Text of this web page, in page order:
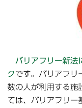
バリアフリー新法
クです。バリアフリ
数の人が利用する施
ては、バリアフリー